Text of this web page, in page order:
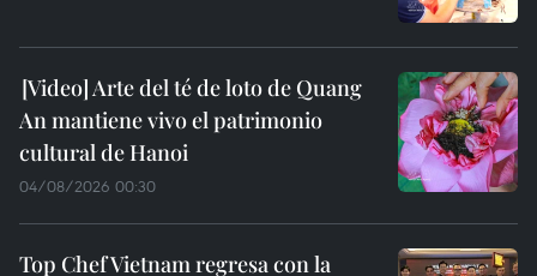
Arte del té de loto de Quang
An mantiene vivo el patrimonio
cultural de Hanoi
04/08/2026 00:30
Top Chef Vietnam regresa con la